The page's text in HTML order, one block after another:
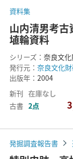
資料集
山内清男考
埴輪資料
シリーズ： 奈良文
発行元： 奈良文化
出版年： 2004
新刊 在庫なし
古書 2点
発掘調査報告書